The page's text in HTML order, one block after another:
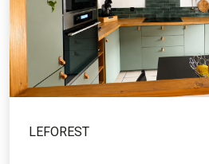
LEFOREST